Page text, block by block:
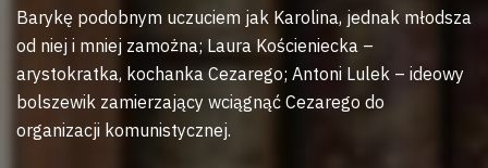
Barykę podobnym uczuciem jak Karolina, jednak młodsza
od niej i mniej zamożna; Laura Kościeniecka –
arystokratka, kochanka Cezarego; Antoni Lulek – ideowy
bolszewik zamierzający wciągnąć Cezarego do
organizacji komunistycznej.